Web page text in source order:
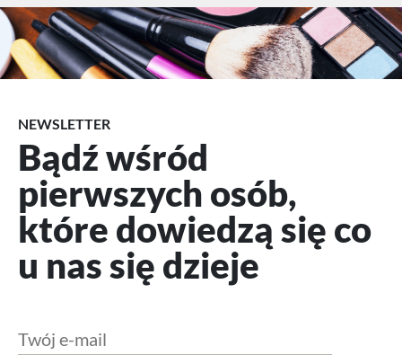
NEWSLETTER
Bądź wśród
pierwszych osób,
które dowiedzą się co
u nas się dzieje